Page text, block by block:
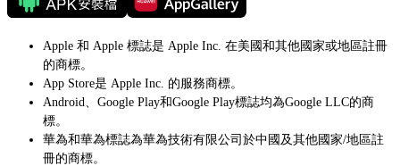
Apple 和 Apple 標誌是 Apple Inc. 在美國和其他國家或地區註冊
的商標。
App Store是 Apple Inc. 的服務商標。
Android、Google Play和Google Play標誌均為Google LLC的商
標。
華為和華為標誌為華為技術有限公司於中國及其他國家/地區註
冊的商標。